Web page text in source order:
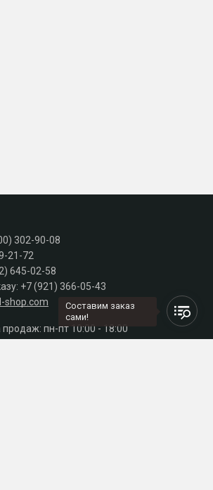
302-90-08
21-72
645-02-58
+7 (921) 366-05-43
shop.com
пн-пт 10:00 - 18:00
Составим заказ
сами!